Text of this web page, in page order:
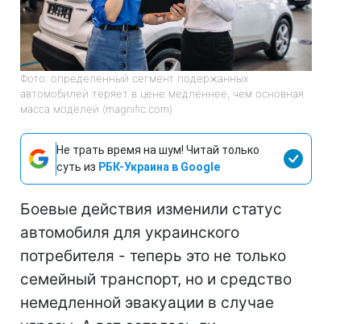
Фото: определенный сегмент подержанных
автомобилей теряет в цене медленнее, чем основная
масса моделей (magnific.com)
Не трать время на шум! Читай только
суть из РБК-Украина в Google
Боевые действия изменили статус
автомобиля для украинского
потребителя - теперь это не только
семейный транспорт, но и средство
немедленной эвакуации в случае